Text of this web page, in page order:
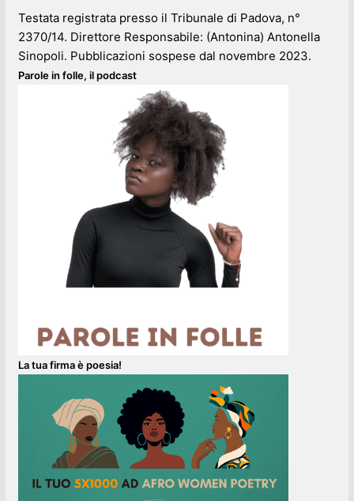
Testata registrata presso il Tribunale di Padova, n°
2370/14. Direttore Responsabile: (Antonina) Antonella
Sinopoli. Pubblicazioni sospese dal novembre 2023.
Parole in folle, il podcast
La tua firma è poesia!